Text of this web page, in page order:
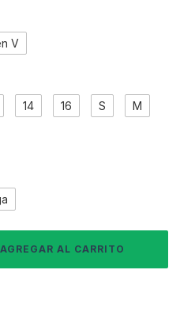
V
14 16 S M